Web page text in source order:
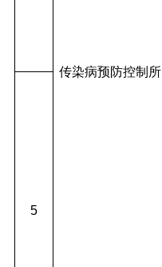
传染病预防控制所
5